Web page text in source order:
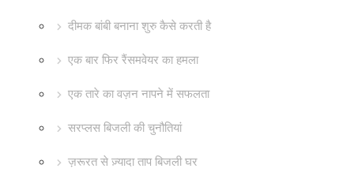
दीमक बांबी बनाना शुरु कैसे करती है
एक बार फिर रैंसमवेयर का हमला
एक तारे का वज़न नापने में सफलता
सरप्लस बिजली की चुनौतियां
ज़रूरत से ज़्यादा ताप बिजली घर